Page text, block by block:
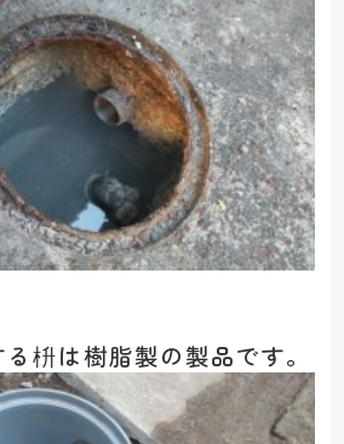
枡は樹脂製の製品です。